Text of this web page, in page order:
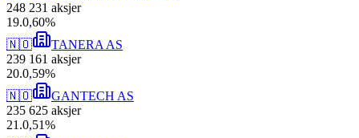
248 231 aksjer
19.0,60%
🇳🇴
TANERA AS
239 161 aksjer
20.0,59%
🇳🇴
GANTECH AS
235 625 aksjer
21 .0,51%